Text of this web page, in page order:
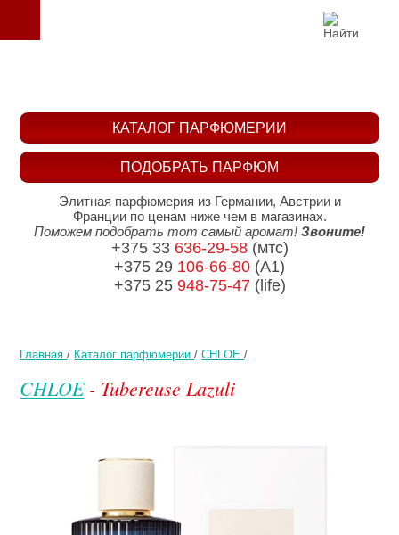
Главная / Каталог парфюмерии /CHLOE /
CHLOE- Tubereuse Lazuli
ПОДОБРАТЬ ПАРФЮМ
КАТАЛОГ ПАРФЮМЕРИИ
Элитная парфюмерия из Германии, Австрии и
Франции по ценам ниже чем в магазинах.
Поможем подобрать тот самый аромат! Звоните!
+375 33 636-29-58(мтс)
+375 29 106-66-80 (A1)
+375 25 948-75-47(life)